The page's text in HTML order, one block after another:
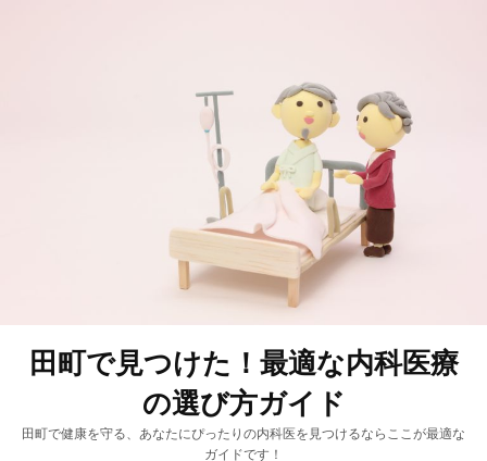
田町で見つけた！最適な内科医療
の選び方ガイド
田町で健康を守る、あなたにぴったりの内科医を見つけるならここが最適な
ガイドです！